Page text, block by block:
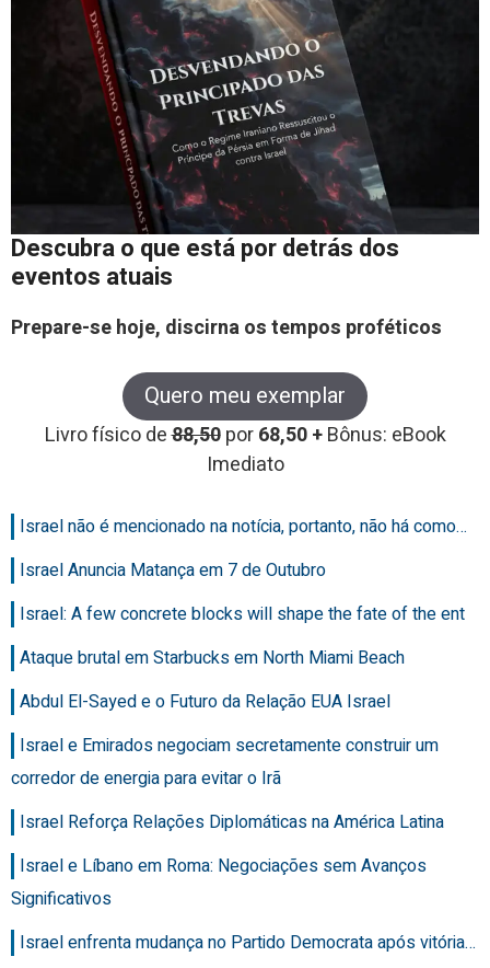
Descubra o que está por detrás dos
eventos atuais
Prepare-se hoje, discirna os tempos proféticos
Quero meu exemplar
Livro físico de88,50 por68,50 +Bônus: eBook
Imediato
Israel não é mencionado na notícia, portanto, não há como…
Israel Anuncia Matança em 7 de Outubro
Israel: A few concrete blocks will shape the fate of the ent
Ataque brutal em Starbucks em North Miami Beach
Abdul El-Sayed e o Futuro da Relação EUA Israel
Israel e Emirados negociam secretamente construir um
corredor de energia para evitar o Irã
Israel Reforça Relações Diplomáticas na América Latina
Israel e Líbano em Roma: Negociações sem Avanços
Significativos
Israel enfrenta mudança no Partido Democrata após vitória…